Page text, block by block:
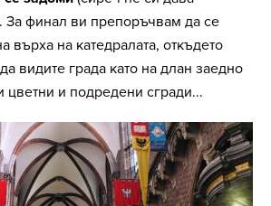
За финал ви препоръчвам да се
върха на катедралата, откъдето
видите града като на длан заедно
цветни и подредени сгради...